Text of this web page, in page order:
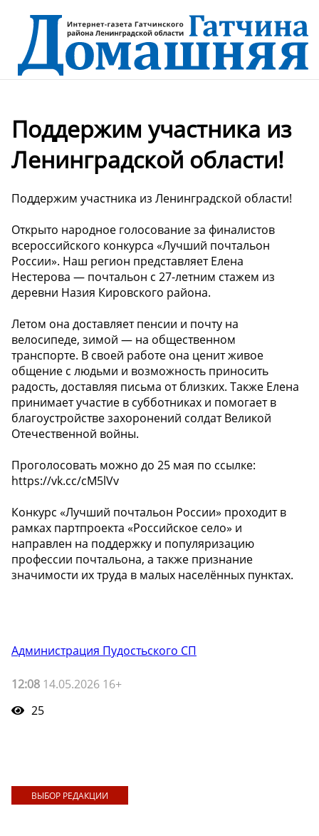
Поддержим участника из
Ленинградской области!
Поддержим участника из Ленинградской области!
Открыто народное голосование за финалистов
всероссийского конкурса «Лучший почтальон
России». Наш регион представляет Елена
Нестерова — почтальон с 27-летним стажем из
деревни Назия Кировского района.
Летом она доставляет пенсии и почту на
велосипеде, зимой — на общественном
транспорте. В своей работе она ценит живое
общение с людьми и возможность приносить
радость, доставляя письма от близких. Также Елена
принимает участие в субботниках и помогает в
благоустройстве захоронений солдат Великой
Отечественной войны.
Проголосовать можно до 25 мая по ссылке:
https://vk.cc/cM5lVv
Конкурс «Лучший почтальон России» проходит в
рамках партпроекта «Российское село» и
направлен на поддержку и популяризацию
профессии почтальона, а также признание
значимости их труда в малых населённых пунктах.
Администрация Пудостьского СП
12:08 14.05.2026 16+
25
ВЫБОР РЕДАКЦИИ